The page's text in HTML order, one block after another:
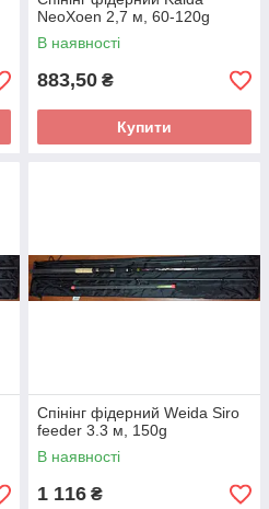
NeoXoen 2,7 м, 60-120g
В наявності
883,50 ₴
Купити
Спінінг фідерний Weida Siro
feeder 3.3 м, 150g
В наявності
1 116 ₴